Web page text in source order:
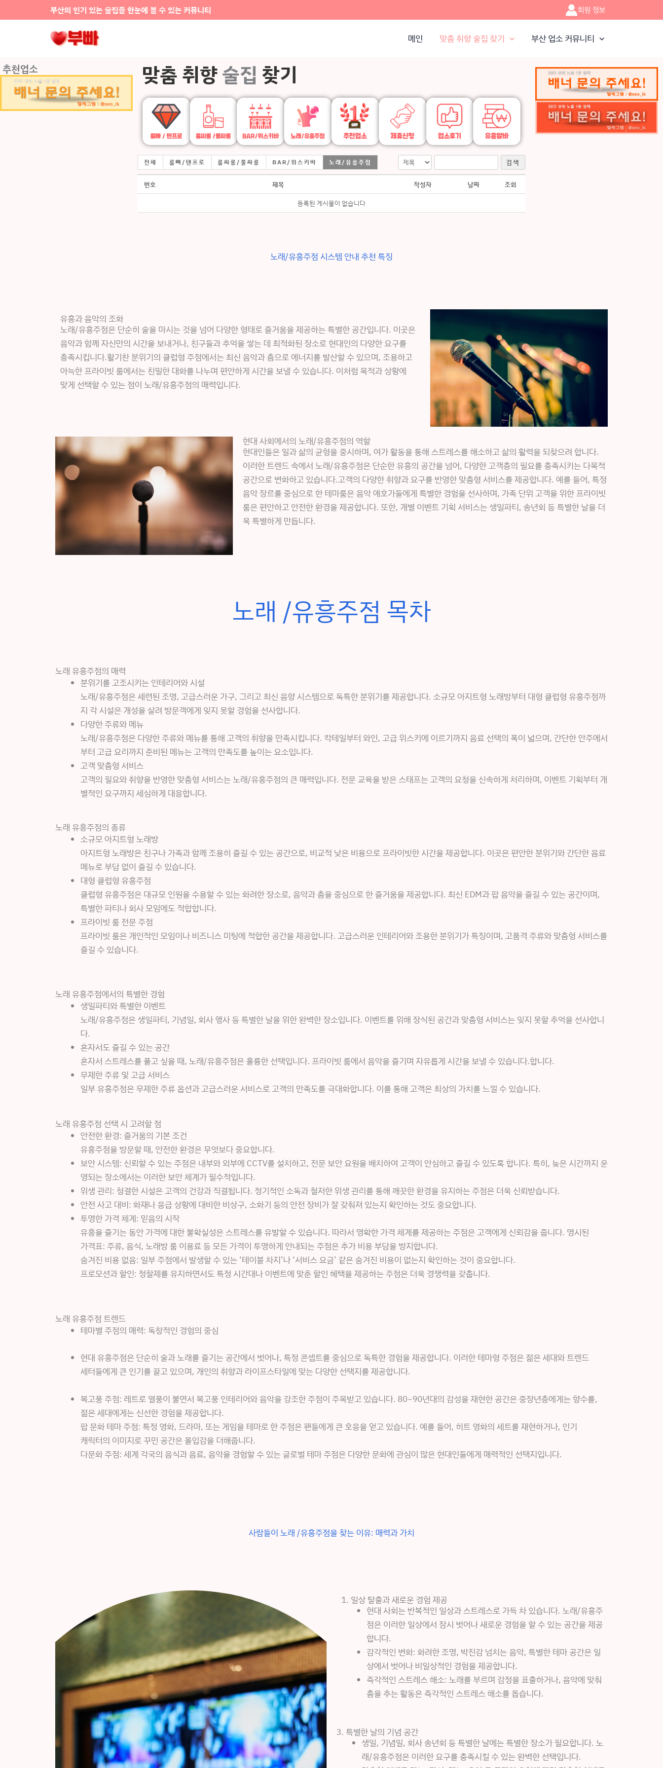
건너뛰기
부산의 인기 있는 술집을 한눈에 볼 수 있는 커뮤니티 회원 정보
메인 맞춤 취향 술집 찾기 부산 업소 커뮤니티
추천업소 맞춤 취향술집 찾기
전체 룸빠/텐프로 룸싸롱/풀싸롱 BAR/위스키바 노래/유흥주점 검색
번호 제목 작성자 날짜 조회
등록된 게시물이 없습니다
노래/유흥주점 시스템 안내 추천 특징
유흥과 음악의 조화
노래/유흥주점은 단순히 술을 마시는 것을 넘어 다양한 형태로 즐거움을 제공하는 특별한 공간입니다. 이곳은
음악과 함께 자신만의 시간을 보내거나, 친구들과 추억을 쌓는 데 최적화된 장소로 현대인의 다양한 요구를
충족시킵니다.활기찬 분위기의 클럽형 주점에서는 최신 음악과 춤으로 에너지를 발산할 수 있으며, 조용하고
아늑한 프라이빗 룸에서는 친밀한 대화를 나누며 편안하게 시간을 보낼 수 있습니다. 이처럼 목적과 상황에
맞게 선택할 수 있는 점이 노래/유흥주점의 매력입니다.
현대 사회에서의 노래/유흥주점의 역할
현대인들은 일과 삶의 균형을 중시하며, 여가 활동을 통해 스트레스를 해소하고 삶의 활력을 되찾으려 합니다.
이러한 트렌드 속에서 노래/유흥주점은 단순한 유흥의 공간을 넘어, 다양한 고객층의 필요를 충족시키는 다목적
공간으로 변화하고 있습니다.고객의 다양한 취향과 요구를 반영한 맞춤형 서비스를 제공합니다. 예를 들어, 특정
음악 장르를 중심으로 한 테마룸은 음악 애호가들에게 특별한 경험을 선사하며, 가족 단위 고객을 위한 프라이빗
룸은 편안하고 안전한 환경을 제공합니다. 또한, 개별 이벤트 기획 서비스는 생일파티, 송년회 등 특별한 날을 더
욱 특별하게 만듭니다.
노래 /유흥주점 목차
노래 유흥주점의 매력
분위기를 고조시키는 인테리어와 시설
노래/유흥주점은 세련된 조명, 고급스러운 가구, 그리고 최신 음향 시스템으로 독특한 분위기를 제공합니다. 소규모 아지트형 노래방부터 대형 클럽형 유흥주점까
지 각 시설은 개성을 살려 방문객에게 잊지 못할 경험을 선사합니다.
다양한 주류와 메뉴
노래/유흥주점은 다양한 주류와 메뉴를 통해 고객의 취향을 만족시킵니다. 칵테일부터 와인, 고급 위스키에 이르기까지 음료 선택의 폭이 넓으며, 간단한 안주에서
부터 고급 요리까지 준비된 메뉴는 고객의 만족도를 높이는 요소입니다.
고객 맞춤형 서비스
고객의 필요와 취향을 반영한 맞춤형 서비스는 노래/유흥주점의 큰 매력입니다. 전문 교육을 받은 스태프는 고객의 요청을 신속하게 처리하며, 이벤트 기획부터 개
별적인 요구까지 세심하게 대응합니다.
노래 유흥주점의 종류
소규모 아지트형 노래방
아지트형 노래방은 친구나 가족과 함께 조용히 즐길 수 있는 공간으로, 비교적 낮은 비용으로 프라이빗한 시간을 제공합니다. 이곳은 편안한 분위기와 간단한 음료
메뉴로 부담 없이 즐길 수 있습니다.
대형 클럽형 유흥주점
클럽형 유흥주점은 대규모 인원을 수용할 수 있는 화려한 장소로, 음악과 춤을 중심으로 한 즐거움을 제공합니다. 최신 EDM과 팝 음악을 즐길 수 있는 공간이며,
특별한 파티나 회사 모임에도 적합합니다.
프라이빗 룸 전문 주점
프라이빗 룸은 개인적인 모임이나 비즈니스 미팅에 적합한 공간을 제공합니다. 고급스러운 인테리어와 조용한 분위기가 특징이며, 고품격 주류와 맞춤형 서비스를
즐길 수 있습니다.
노래 유흥주점에서의 특별한 경험
생일파티와 특별한 이벤트
노래/유흥주점은 생일파티, 기념일, 회사 행사 등 특별한 날을 위한 완벽한 장소입니다. 이벤트를 위해 장식된 공간과 맞춤형 서비스는 잊지 못할 추억을 선사합니
다.
혼자서도 즐길 수 있는 공간
혼자서 스트레스를 풀고 싶을 때, 노래/유흥주점은 훌륭한 선택입니다. 프라이빗 룸에서 음악을 즐기며 자유롭게 시간을 보낼 수 있습니다.합니다.
무제한 주류 및 고급 서비스
일부 유흥주점은 무제한 주류 옵션과 고급스러운 서비스로 고객의 만족도를 극대화합니다. 이를 통해 고객은 최상의 가치를 느낄 수 있습니다.
노래 유흥주점 선택 시 고려할 점
안전한 환경: 즐거움의 기본 조건
유흥주점을 방문할 때, 안전한 환경은 무엇보다 중요합니다.
보안 시스템: 신뢰할 수 있는 주점은 내부와 외부에 CCTV를 설치하고, 전문 보안 요원을 배치하여 고객이 안심하고 즐길 수 있도록 합니다. 특히, 늦은 시간까지 운
영되는 장소에서는 이러한 보안 체계가 필수적입니다.
위생 관리: 청결한 시설은 고객의 건강과 직결됩니다. 정기적인 소독과 철저한 위생 관리를 통해 깨끗한 환경을 유지하는 주점은 더욱 신뢰받습니다.
안전 사고 대비: 화재나 응급 상황에 대비한 비상구, 소화기 등의 안전 장비가 잘 갖춰져 있는지 확인하는 것도 중요합니다.
투명한 가격 체계: 믿음의 시작
유흥을 즐기는 동안 가격에 대한 불확실성은 스트레스를 유발할 수 있습니다. 따라서 명확한 가격 체계를 제공하는 주점은 고객에게 신뢰감을 줍니다. 명시된
가격표: 주류, 음식, 노래방 룸 이용료 등 모든 가격이 투명하게 안내되는 주점은 추가 비용 부담을 방지합니다.
숨겨진 비용 없음: 일부 주점에서 발생할 수 있는 ‘테이블 차지’나 ‘서비스 요금’ 같은 숨겨진 비용이 없는지 확인하는 것이 중요합니다.
프로모션과 할인: 정찰제를 유지하면서도 특정 시간대나 이벤트에 맞춘 할인 혜택을 제공하는 주점은 더욱 경쟁력을 갖춥니다.
노래 유흥주점 트렌드
테마별 주점의 매력: 독창적인 경험의 중심
현대 유흥주점은 단순히 술과 노래를 즐기는 공간에서 벗어나, 특정 콘셉트를 중심으로 독특한 경험을 제공합니다. 이러한 테마형 주점은 젊은 세대와 트렌드
세터들에게 큰 인기를 끌고 있으며, 개인의 취향과 라이프스타일에 맞는 다양한 선택지를 제공합니다.
복고풍 주점: 레트로 열풍이 불면서 복고풍 인테리어와 음악을 강조한 주점이 주목받고 있습니다. 80~90년대의 감성을 재현한 공간은 중장년층에게는 향수를,
젊은 세대에게는 신선한 경험을 제공합니다.
팝 문화 테마 주점: 특정 영화, 드라마, 또는 게임을 테마로 한 주점은 팬들에게 큰 호응을 얻고 있습니다. 예를 들어, 히트 영화의 세트를 재현하거나, 인기
캐릭터의 이미지로 꾸민 공간은 몰입감을 더해줍니다.
다문화 주점: 세계 각국의 음식과 음료, 음악을 경험할 수 있는 글로벌 테마 주점은 다양한 문화에 관심이 많은 현대인들에게 매력적인 선택지입니다.
사람들이 노래 /유흥주점을 찾는 이유: 매력과 가치
1. 일상 탈출과 새로운 경험 제공
현대 사회는 반복적인 일상과 스트레스로 가득 차 있습니다. 노래/유흥주
점은 이러한 일상에서 잠시 벗어나 새로운 경험을 할 수 있는 공간을 제공
합니다.
감각적인 변화: 화려한 조명, 박진감 넘치는 음악, 특별한 테마 공간은 일
상에서 벗어나 비일상적인 경험을 제공합니다.
즉각적인 스트레스 해소: 노래를 부르며 감정을 표출하거나, 음악에 맞춰
춤을 추는 활동은 즉각적인 스트레스 해소를 돕습니다.
3. 특별한 날의 기념 공간
생일, 기념일, 회사 송년회 등 특별한 날에는 특별한 장소가 필요합니다. 노
래/유흥주점은 이러한 요구를 충족시킬 수 있는 완벽한 선택입니다.